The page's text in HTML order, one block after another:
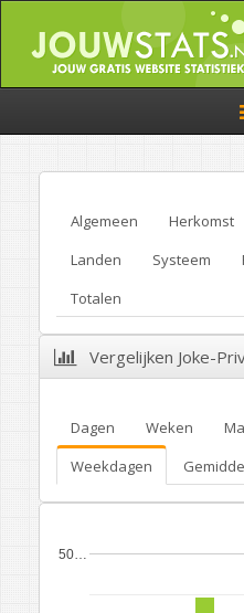
Algemeen Herkomst
Landen
Systeem
Totalen
Vergelijken Joke-
Dagen Weken
Weekdagen
50…